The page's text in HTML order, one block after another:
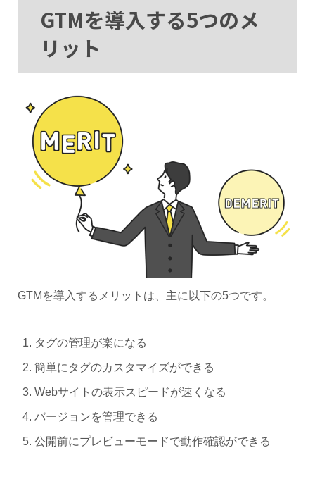
GTMを導入する5つのメ
リット
GTMを導入するメリットは、主に以下の5つです。
タグの管理が楽になる
簡単にタグのカスタマイズができる
Webサイトの表示スピードが速くなる
バージョンを管理できる
公開前にプレビューモードで動作確認ができる